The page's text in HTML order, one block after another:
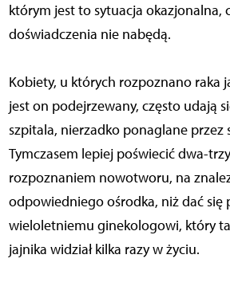
którym jest to sytuacja okazjonalna,
doświadczenia nie nabędą.
Kobiety, u których rozpoznano raka
jest on podejrzewany, często udają
szpitala, nierzadko ponaglane przez
Tymczasem lepiej poświecić dwa-
rozpoznaniem nowotworu, na
odpowiedniego ośrodka, niż dać się
wieloletniemu ginekologowi, który
jajnika widział kilka razy w życiu.